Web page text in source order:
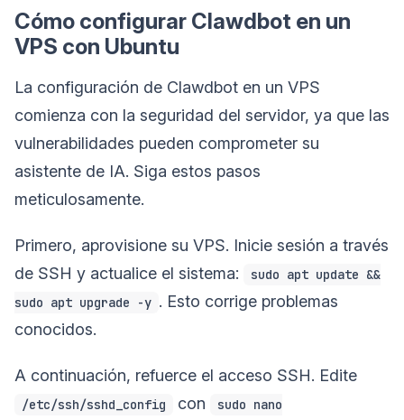
Cómo configurar Clawdbot en un
VPS con Ubuntu
La configuración de Clawdbot en un VPS
comienza con la seguridad del servidor, ya que las
vulnerabilidades pueden comprometer su
asistente de IA. Siga estos pasos
meticulosamente.
Primero, aprovisione su VPS. Inicie sesión a través
de SSH y actualice el sistema:
sudo apt update &&
sudo apt upgrade -y . Esto corrige problemas
conocidos.
A continuación, refuerce el acceso SSH. Edite
/etc/ssh/sshd_config con
sudo nano